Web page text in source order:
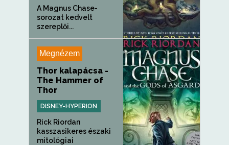
A Magnus Chase-
sorozat kedvelt
szereplői...
Megnézem
Thor kalapácsa -
The Hammer of
Thor
DISNEY-HYPERION
Rick Riordan
kasszasikeres északi
mitológiai